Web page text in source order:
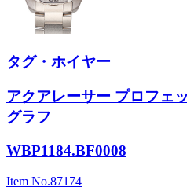
タグ・ホイヤー
アクアレーサー プロフェ
グラフ
WBP1184.BF0008
Item No.87174